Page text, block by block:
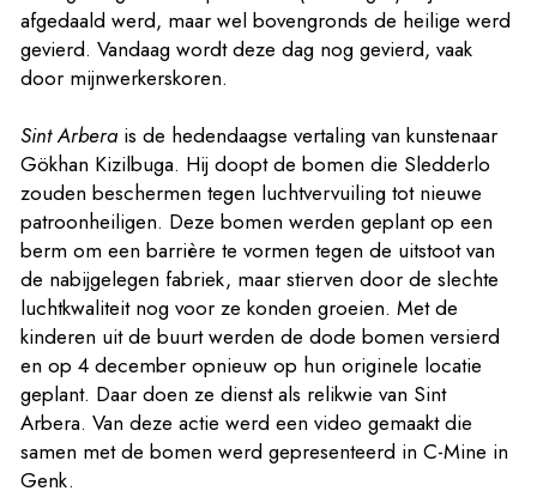
afgedaald werd, maar wel bovengronds de heilige werd
gevierd. Vandaag wordt deze dag nog gevierd, vaak
door mijnwerkerskoren.
Sint Arbera is de hedendaagse vertaling van kunstenaar
Gökhan Kizilbuga. Hij doopt de bomen die Sledderlo
zouden beschermen tegen luchtvervuiling tot nieuwe
patroonheiligen. Deze bomen werden geplant op een
berm om een barrière te vormen tegen de uitstoot van
de nabijgelegen fabriek, maar stierven door de slechte
luchtkwaliteit nog voor ze konden groeien. Met de
kinderen uit de buurt werden de dode bomen versierd
en op 4 december opnieuw op hun originele locatie
geplant. Daar doen ze dienst als relikwie van Sint
Arbera. Van deze actie werd een video gemaakt die
samen met de bomen werd gepresenteerd in C-Mine in
Genk.